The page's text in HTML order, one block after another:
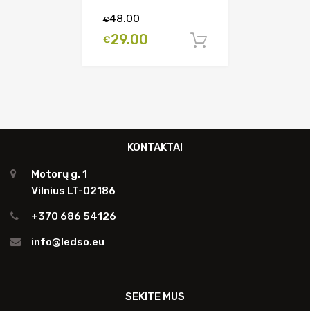
€48.00Original
price
€29.00
Current
price
KONTAKTAI
Motorų g. 1
Vilnius LT-02186
+370 686 54126
info@ledso.eu
SEKITE MUS